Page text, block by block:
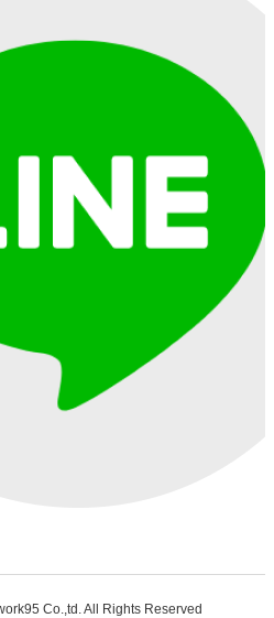
Co.,td. All Rights Reserved